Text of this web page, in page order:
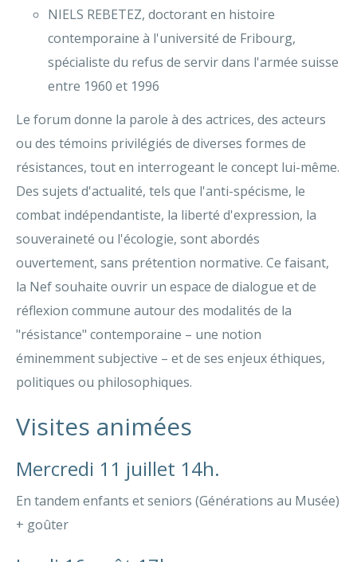
NIELS REBETEZ, doctorant en histoire
contemporaine à l'université de Fribourg,
spécialiste du refus de servir dans l'armée suisse
entre 1960 et 1996
Le forum donne la parole à des actrices, des acteurs
ou des témoins privilégiés de diverses formes de
résistances, tout en interrogeant le concept lui-même.
Des sujets d'actualité, tels que l'anti-spécisme, le
combat indépendantiste, la liberté d'expression, la
souveraineté ou l'écologie, sont abordés
ouvertement, sans prétention normative. Ce faisant,
la Nef souhaite ouvrir un espace de dialogue et de
réflexion commune autour des modalités de la
"résistance" contemporaine – une notion
éminemment subjective – et de ses enjeux éthiques,
politiques ou philosophiques.
Visites animées
Mercredi 11 juillet 14h.
En tandem enfants et seniors (Générations au Musée)
+ goûter